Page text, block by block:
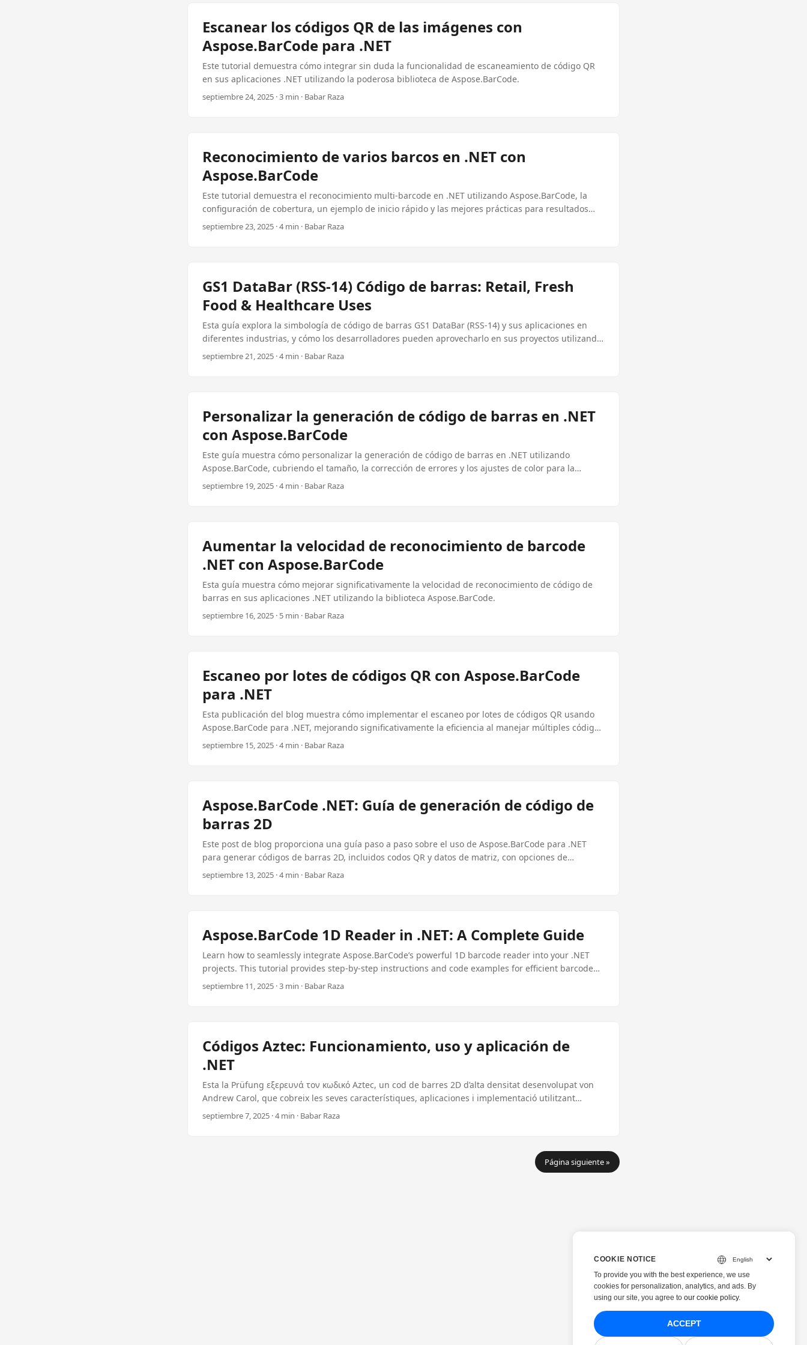
Escanear los códigos QR de las imágenes con
Aspose.BarCode para .NET
Este tutorial demuestra cómo integrar sin duda la funcionalidad de escaneamiento de código QR
en sus aplicaciones .NET utilizando la poderosa biblioteca de Aspose.BarCode.
septiembre 24, 2025 · 3 min · Babar Raza
Reconocimiento de varios barcos en .NET con
Aspose.BarCode
Este tutorial demuestra el reconocimiento multi-barcode en .NET utilizando Aspose.BarCode, la
configuración de cobertura, un ejemplo de inicio rápido y las mejores prácticas para resultados
fiables.
septiembre 23, 2025 · 4 min · Babar Raza
GS1 DataBar (RSS-14) Código de barras: Retail, Fresh
Food & Healthcare Uses
Esta guía explora la simbología de código de barras GS1 DataBar (RSS-14) y sus aplicaciones en
diferentes industrias, y cómo los desarrolladores pueden aprovecharlo en sus proyectos utilizando
Aspose.BarCode.
septiembre 21, 2025 · 4 min · Babar Raza
Personalizar la generación de código de barras en .NET
con Aspose.BarCode
Este guía muestra cómo personalizar la generación de código de barras en .NET utilizando
Aspose.BarCode, cubriendo el tamaño, la corrección de errores y los ajustes de color para la
lectura y la funcionalidad óptima de los códigos de Barras.
septiembre 19, 2025 · 4 min · Babar Raza
Aumentar la velocidad de reconocimiento de barcode
.NET con Aspose.BarCode
Esta guía muestra cómo mejorar significativamente la velocidad de reconocimiento de código de
barras en sus aplicaciones .NET utilizando la biblioteca Aspose.BarCode.
septiembre 16, 2025 · 5 min · Babar Raza
Escaneo por lotes de códigos QR con Aspose.BarCode
para .NET
Esta publicación del blog muestra cómo implementar el escaneo por lotes de códigos QR usando
Aspose.BarCode para .NET, mejorando significativamente la eficiencia al manejar múltiples códigos
QR.
septiembre 15, 2025 · 4 min · Babar Raza
Aspose.BarCode .NET: Guía de generación de código de
barras 2D
Este post de blog proporciona una guía paso a paso sobre el uso de Aspose.BarCode para .NET
para generar códigos de barras 2D, incluidos codos QR y datos de matriz, con opciones de
personalización y mejores prácticas.
septiembre 13, 2025 · 4 min · Babar Raza
Aspose.BarCode 1D Reader in .NET: A Complete Guide
Learn how to seamlessly integrate Aspose.BarCode’s powerful 1D barcode reader into your .NET
projects. This tutorial provides step-by-step instructions and code examples for efficient barcode
recognition.
septiembre 11, 2025 · 3 min · Babar Raza
Códigos Aztec: Funcionamiento, uso y aplicación de
.NET
Esta la Prüfung εξερευνά τον κωδικό Aztec, un cod de barres 2D d’alta densitat desenvolupat von
Andrew Carol, que cobreix les seves característiques, aplicaciones i implementació utilitzant
technologies .NET.
septiembre 7, 2025 · 4 min · Babar Raza
Página siguiente »
COOKIE NOTICE
To provide you with the best experience, we use
cookies for personalization, analytics, and ads. By
using our site, you agree to our cookie policy.
ACCEPT